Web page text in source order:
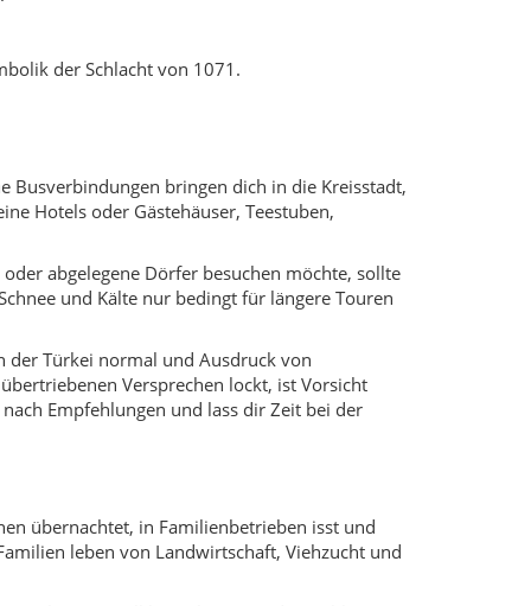
Türkei normal und Ausdruck von
Versprechen lockt, ist Vorsicht
Empfehlungen und lass dir Zeit bei der
übernachtet, in Familienbetrieben isst und
leben von Landwirtschaft, Viehzucht und
keinen Müll hinterlassen und sensible
Einverständnis aufgenommen werden – ein